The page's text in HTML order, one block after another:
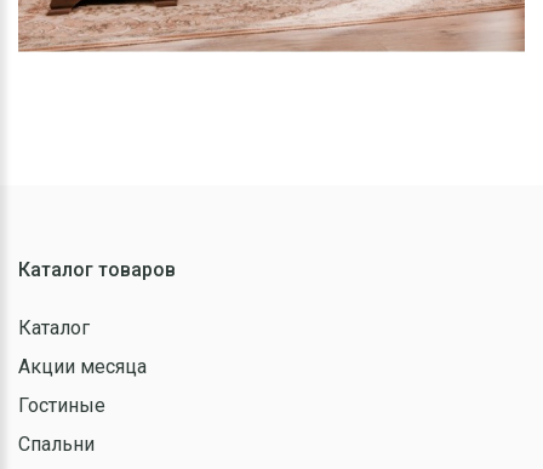
Каталог товаров
Каталог
Акции месяца
Гостиные
Спальни